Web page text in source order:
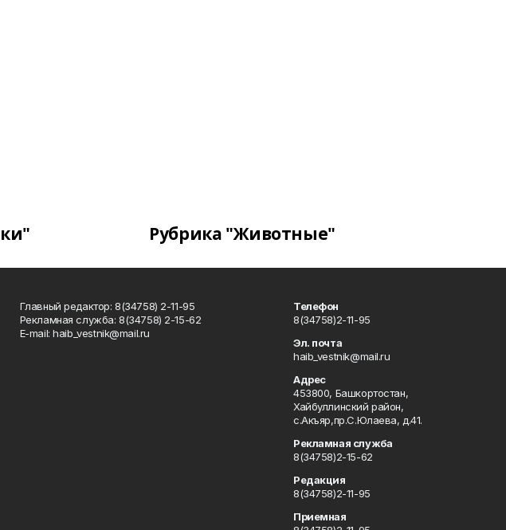
Рубрика "Животные"
Главный редактор: 8(34758) 2-11-95
Рекламная служба: 8(34758) 2-15-62
Е-mаil: haib_vestnik@mail.ru
Телефон
8(34758)2-11-95
Эл. почта
haib_vestnik@mail.ru
Адрес
453800, Башкортостан,
Хайбуллинский район,
с.Акъяр,пр.С.Юлаева, д.41.
Рекламная служба
8(34758)2-15-62
Редакция
8(34758)2-11-95
Приемная